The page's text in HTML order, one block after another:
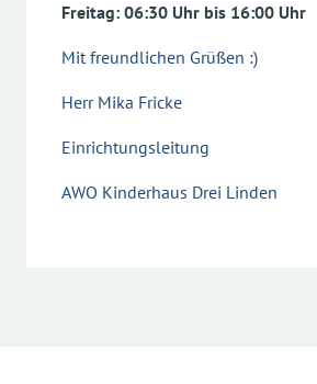
Freitag: 06:30 Uhr bis 16:00 Uhr
Mit freundlichen Grüßen :)
Herr Mika Fricke
Einrichtungsleitung
AWO Kinderhaus Drei Linden